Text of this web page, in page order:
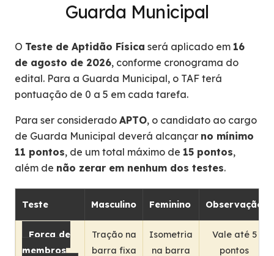
Guarda Municipal
O Teste de Aptidão Física será aplicado em 16
de agosto de 2026, conforme cronograma do
edital. Para a Guarda Municipal, o TAF terá
pontuação de 0 a 5 em cada tarefa.
Para ser considerado APTO, o candidato ao cargo
de Guarda Municipal deverá alcançar no mínimo
11 pontos, de um total máximo de 15 pontos,
além de não zerar em nenhum dos testes.
Teste Masculino Feminino Observação
Força de
membros
Tração na
barra fixa
Isometria
na barra
Vale até 5
pontos